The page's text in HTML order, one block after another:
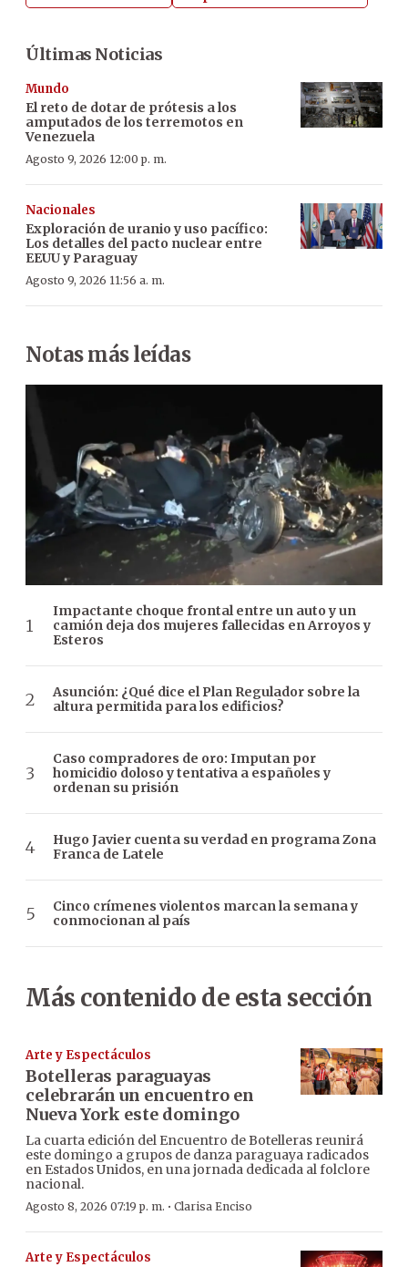
Últimas Noticias
Mundo
El reto de dotar de prótesis a los
amputados de los terremotos en
Venezuela
Agosto 9, 2026 12:00 p. m.
Nacionales
Exploración de uranio y uso pacífico:
Los detalles del pacto nuclear entre
EEUU y Paraguay
Agosto 9, 2026 11:56 a. m.
Notas más leídas
Impactante choque frontal entre un auto y un
camión deja dos mujeres fallecidas en Arroyos y
Esteros
Asunción: ¿Qué dice el Plan Regulador sobre la
altura permitida para los edificios?
Caso compradores de oro: Imputan por
homicidio doloso y tentativa a españoles y
ordenan su prisión
Hugo Javier cuenta su verdad en programa Zona
Franca de Latele
Cinco crímenes violentos marcan la semana y
conmocionan al país
Más contenido de esta sección
Arte y Espectáculos
Botelleras paraguayas
celebrarán un encuentro en
Nueva York este domingo
La cuarta edición del Encuentro de Botelleras reunirá
este domingo a grupos de danza paraguaya radicados
en Estados Unidos, en una jornada dedicada al folclore
nacional.
Agosto 8, 2026 07:19 p. m. · Clarisa Enciso
Arte y Espectáculos